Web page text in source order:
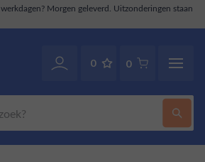
Morgen geleverd. Uitzonderingen staan
0 0